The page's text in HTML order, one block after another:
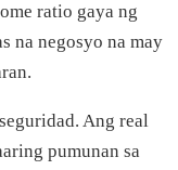
ratio gaya ng
na negosyo na may
Ang real
pumunan sa